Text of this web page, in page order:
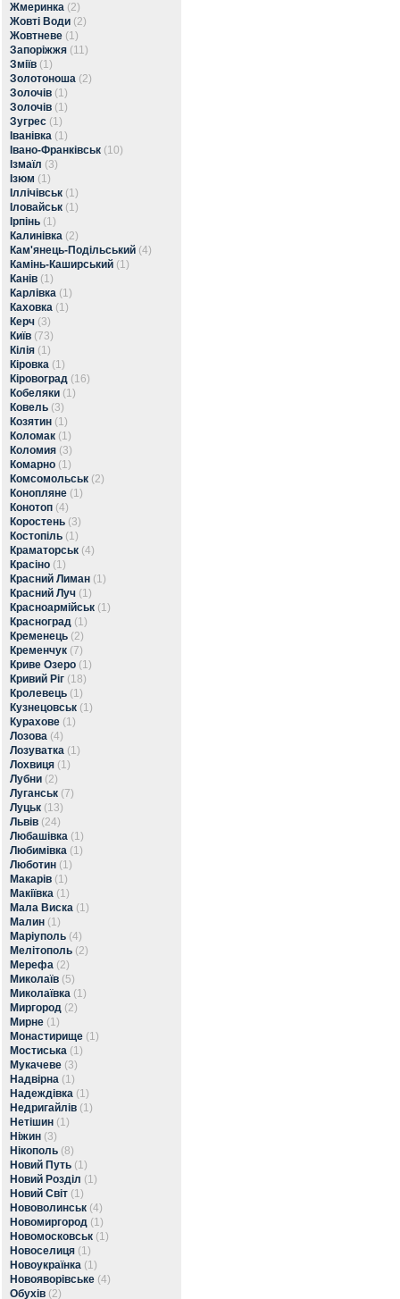
Жмеринка (2)
Жовті Води (2)
Жовтневе (1)
Запоріжжя (11)
Зміїв (1)
Золотоноша (2)
Золочів (1)
Золочів (1)
Зугрес (1)
Іванівка (1)
Івано-Франківськ (10)
Ізмаїл (3)
Ізюм (1)
Іллічівськ (1)
Іловайськ (1)
Ірпінь (1)
Калинівка (2)
Кам'янець-Подільський (4)
Камінь-Каширський (1)
Канів (1)
Карлівка (1)
Каховка (1)
Керч (3)
Київ (73)
Кілія (1)
Кіровка (1)
Кіровоград (16)
Кобеляки (1)
Ковель (3)
Козятин (1)
Коломак (1)
Коломия (3)
Комарно (1)
Комсомольськ (2)
Конопляне (1)
Конотоп (4)
Коростень (3)
Костопіль (1)
Краматорськ (4)
Красіно (1)
Красний Лиман (1)
Красний Луч (1)
Красноармійськ (1)
Красноград (1)
Кременець (2)
Кременчук (7)
Криве Озеро (1)
Кривий Ріг (18)
Кролевець (1)
Кузнецовськ (1)
Курахове (1)
Лозова (4)
Лозуватка (1)
Лохвиця (1)
Лубни (2)
Луганськ (7)
Луцьк (13)
Львів (24)
Любашівка (1)
Любимівка (1)
Люботин (1)
Макарів (1)
Макіївка (1)
Мала Виска (1)
Малин (1)
Маріуполь (4)
Мелітополь (2)
Мерефа (2)
Миколаїв (5)
Миколаївка (1)
Миргород (2)
Мирне (1)
Монастирище (1)
Мостиська (1)
Мукачеве (3)
Надвірна (1)
Надеждівка (1)
Недригайлів (1)
Нетішин (1)
Ніжин (3)
Нікополь (8)
Новий Путь (1)
Новий Розділ (1)
Новий Світ (1)
Нововолинськ (4)
Новомиргород (1)
Новомосковськ (1)
Новоселиця (1)
Новоукраїнка (1)
Новояворівське (4)
Обухів (2)